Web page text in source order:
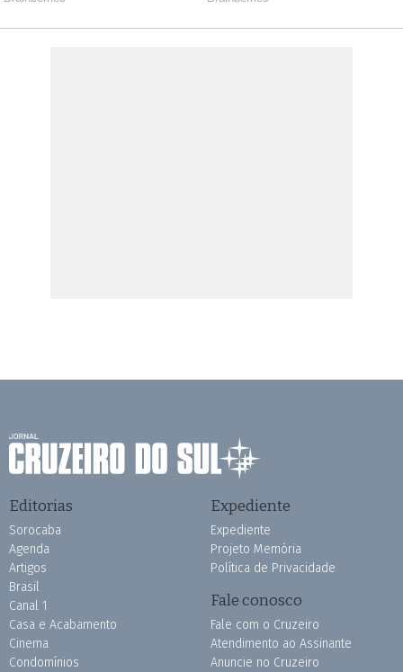
Editorias
Sorocaba
Agenda
Artigos
Brasil
Canal 1
Casa e Acabamento
Cinema
Condomínios
Expediente
Expediente
Projeto Memória
Política de Privacidade
Fale conosco
Fale com o Cruzeiro
Atendimento ao Assinante
Anuncie no Cruzeiro